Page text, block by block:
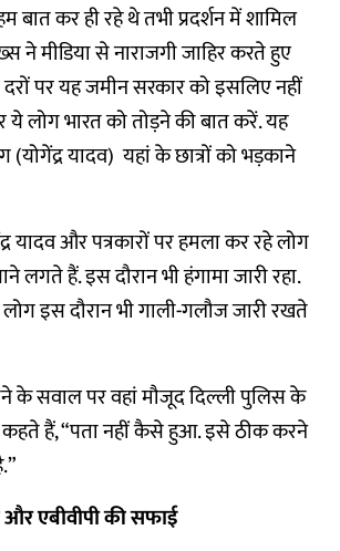
बात कर ही रहे थे तभी प्रदर्शन में शामिल
ने मीडिया से नाराजगी जाहिर करते हुए
पर यह जमीन सरकार को इसलिए नहीं
ये लोग भारत को तोड़ने की बात करें. यह
यादव) यहां के छात्रों को भड़काने
यादव और पत्रकारों पर हमला कर रहे लोग
लगते हैं. इस दौरान भी हंगामा जारी रहा.
इस दौरान भी गाली-गलौज जारी रखते
के सवाल पर वहां मौजूद दिल्ली पुलिस के
कहते हैं, “पता नहीं कैसे हुआ. इसे ठीक करने
एबीवीपी की सफाई